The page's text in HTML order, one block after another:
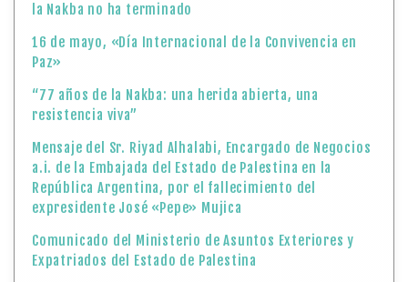
la Nakba no ha terminado
16 de mayo, «Día Internacional de la Convivencia en
Paz»
“77 años de la Nakba: una herida abierta, una
resistencia viva”
Mensaje del Sr. Riyad Alhalabi, Encargado de Negocios
a.i. de la Embajada del Estado de Palestina en la
República Argentina, por el fallecimiento del
expresidente José «Pepe» Mujica
Comunicado del Ministerio de Asuntos Exteriores y
Expatriados del Estado de Palestina